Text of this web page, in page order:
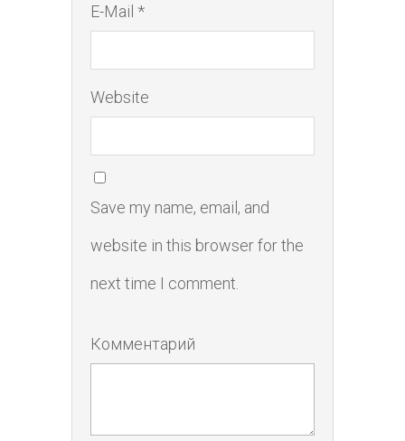
E-Mail *
Website
Save my name, email, and
website in this browser for the
next time I comment.
Комментарий